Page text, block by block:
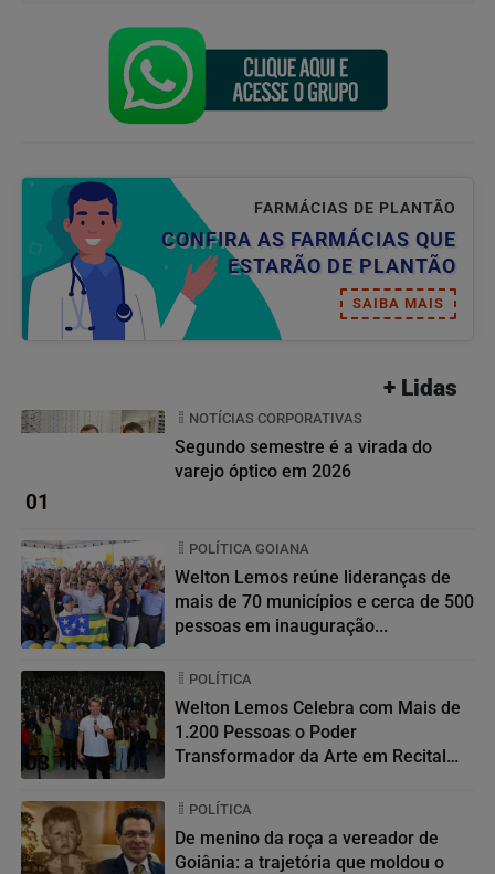
FARMÁCIAS DE PLANTÃO
CONFIRA AS FARMÁCIAS QUE
ESTARÃO DE PLANTÃO
SAIBA MAIS
+ Lidas
01
NOTÍCIAS CORPORATIVAS
Segundo semestre é a virada do
varejo óptico em 2026
02
POLÍTICA GOIANA
Welton Lemos reúne lideranças de
mais de 70 municípios e cerca de 500
pessoas em inauguração...
03
POLÍTICA
Welton Lemos Celebra com Mais de
1.200 Pessoas o Poder
Transformador da Arte em Recital
POLÍTICA
De menino da roça a vereador de
Goiânia: a trajetória que moldou o